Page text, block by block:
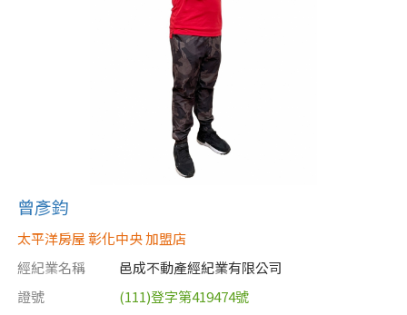
曾彥鈞
太平洋房屋 彰化中央 加盟店
經紀業名稱
邑成不動產經紀業有限公司
證號
(111)登字第419474號